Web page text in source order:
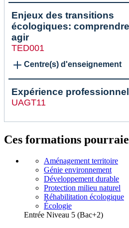
Enjeux des transitions
écologiques:
agir
TED001
Centre(s) d'enseignement
Expérience
UAGT11
Ces formations
Aménagement territoire
Génie environnement
Développement durable
Protection milieu naturel
Réhabilitation écologique
Écologie
Entrée Niveau 5 (Bac+2)